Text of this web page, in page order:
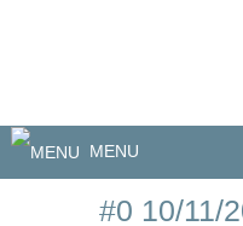
MENU
#0 10/11/